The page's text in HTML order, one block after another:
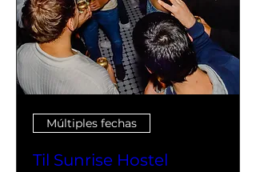
Múltiples fechas
Til Sunrise Hostel